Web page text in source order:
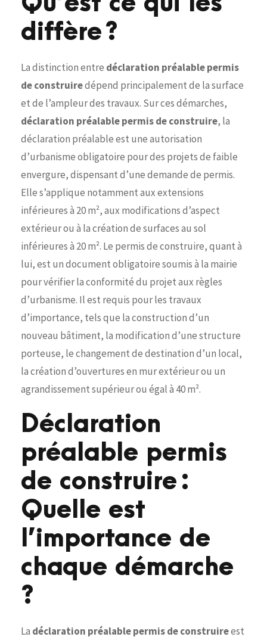
diffère ?
La distinction entre déclaration préalable permis
de construiredépend principalement de la surface
et de l’ampleur des travaux. Sur ces démarches,
déclaration préalable permis de construire, la
déclaration préalable est une autorisation
d’urbanisme obligatoire pour des projets de faible
envergure, dispensant d’une demande de permis.
Elle s’applique notamment aux extensions
inférieures à 20 m², aux modifications d’aspect
extérieur ou à la création de surfaces au sol
inférieures à 20 m². Le permis de construire, quant à
lui, est un document obligatoire soumis à la mairie
pour vérifier la conformité du projet aux règles
d’urbanisme. Il est requis pour les travaux
d’importance, tels que la construction d’un
nouveau bâtiment, la modification d’une structure
porteuse, le changement de destination d’un local,
la création d’ouvertures en mur extérieur ou un
agrandissement supérieur ou égal à 40 m².
Déclaration
préalable permis
de construire :
Quelle est
l’importance de
chaque démarche
?
La déclaration préalable permis de construireest